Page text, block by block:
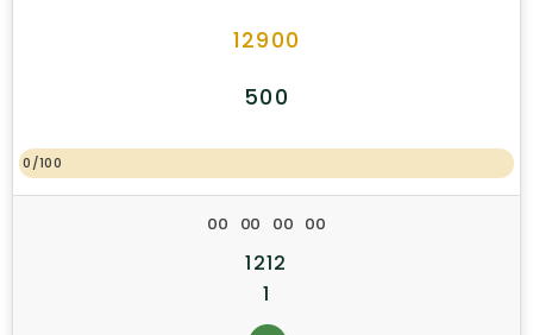
12900
500
0/100
00 00 00 00
1212
1